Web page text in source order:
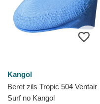
Kangol
Beret zils Tropic 504 Ventair
Surf no Kangol